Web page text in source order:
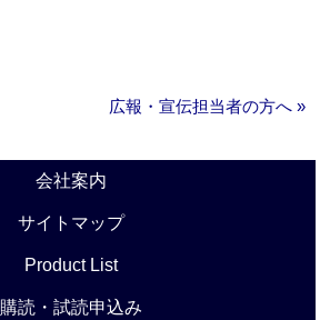
広報・宣伝担当者の方へ »
会社案内
サイトマップ
Product List
購読・試読申込み